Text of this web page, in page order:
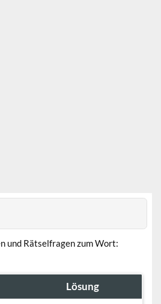
und Rätselfragen zum Wort:
Lösung